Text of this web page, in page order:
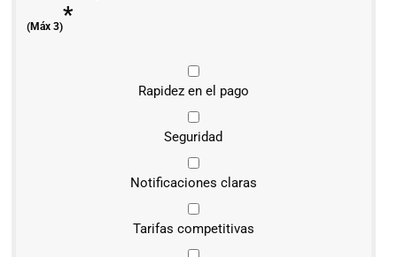
(Máx 3)*
Rapidez en el pago
Seguridad
Notificaciones claras
Tarifas competitivas